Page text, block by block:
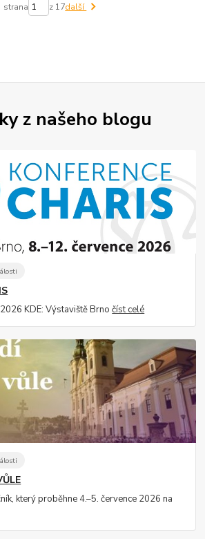
strana z 17další
z našeho blogu
2026 KDE: Výstaviště Brnočíst celé
který proběhne 4.–5. července 2026 na